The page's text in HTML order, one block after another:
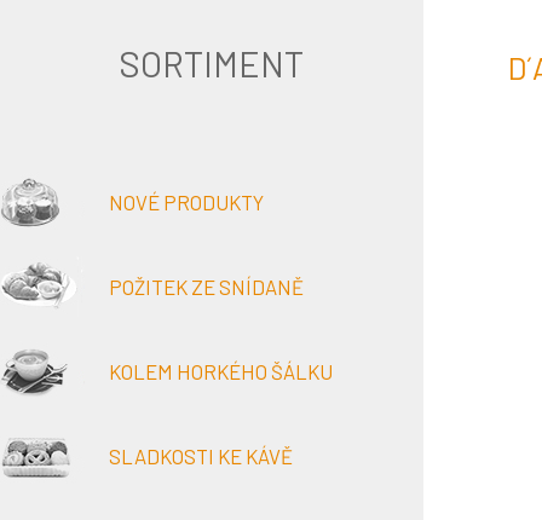
SORTIMENT
NOVÉ PRODUKTY
POŽITEK ZE SNÍDANĚ
KOLEM HORKÉHO ŠÁLKU
SLADKOSTI KE KÁVĚ